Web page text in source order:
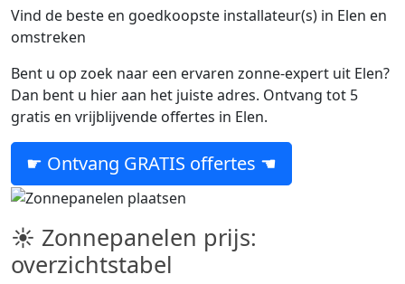
Vind de beste en goedkoopste installateur(s) in Elen en
omstreken
Bent u op zoek naar een ervaren zonne-expert uit Elen?
Dan bent u hier aan het juiste adres. Ontvang tot 5
gratis en vrijblijvende offertes in Elen.
☛ Ontvang GRATIS offertes ☚
☀ Zonnepanelen prijs:
overzichtstabel